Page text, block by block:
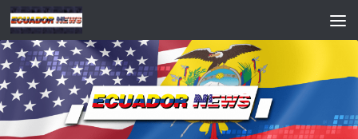
Saltar al contenido